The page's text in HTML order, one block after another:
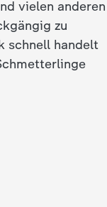
vielen anderen
zu
schnell handelt